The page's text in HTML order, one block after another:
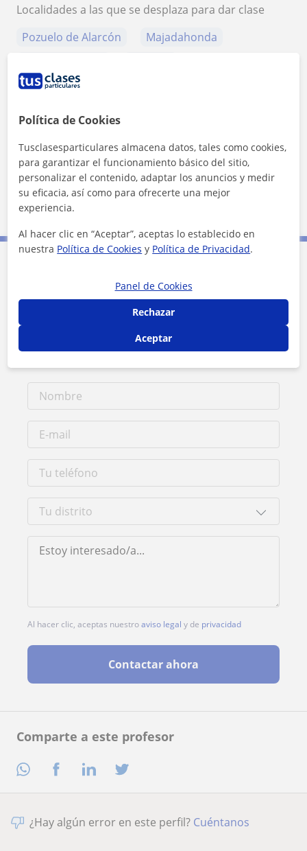
Comparte a este profesor
Localidades a las que se desplaza para dar clase
Pozuelo de Alarcón
Majadahonda
5 km
3 mi
Contacta con Pedro
1ª clase gratis
Al hacer clic, aceptas nuestroaviso legal y de privacidad
Contactar ahora
¿Hay algún error en este perfil? Cuéntanos
Política de Cookies
Tusclasesparticulares almacena datos, tales como cookies,
para garantizar el funcionamiento básico del sitio,
personalizar el contenido, adaptar los anuncios y medir
su eficacia, así como para ofrecerte una mejor
experiencia.
Al hacer clic en “Aceptar”, aceptas lo establecido en
nuestra Política de Cookies y Política de Privacidad.
Panel de Cookies
Rechazar
Aceptar